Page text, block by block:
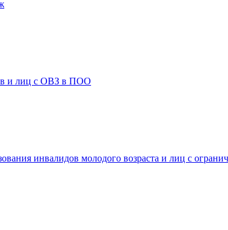
и лиц с ОВЗ в ПОО
инвалидов молодого возраста и лиц с